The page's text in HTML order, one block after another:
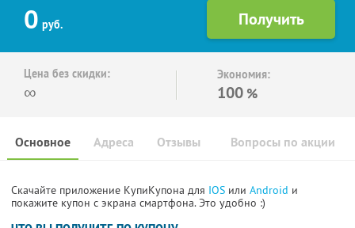
0 руб.
Цена без скидки:
∞
Экономия:
100 %
Основное Отзывы Вопросы по акции
Адреса
Скачайте приложение КупиКупона для IOS или Android и
покажите купон с экрана смартфона. Это удобно :)